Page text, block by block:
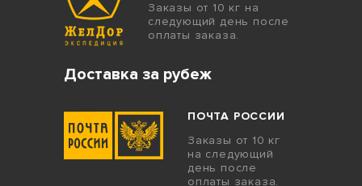
Заказы от 10 кг на
следующий день после
оплаты заказа.
Доставка за рубеж
ПОЧТА РОССИИ
Заказы от 10 кг
на следующий
день после
оплаты заказа.